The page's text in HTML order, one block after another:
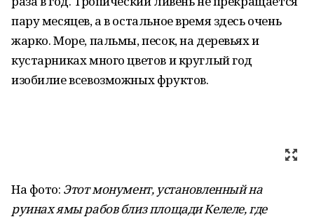
пару месяцев, а в остальное время здесь очень
жарко. Море, пальмы, песок, на деревьях и
кустарниках много цветов и круглый год
изобилие всевозможных фруктов.
На фото: Этот монумент, установленный на
руинах ямы рабов близ площади Келеле, где